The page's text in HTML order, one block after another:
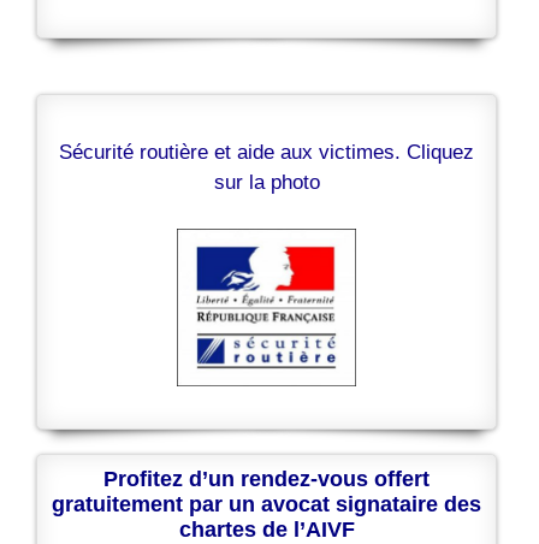
Sécurité routière et aide aux victimes. Cliquez
sur la photo
Profitez d’un rendez-vous offert
gratuitement par un avocat signataire des
chartes de l’AIVF